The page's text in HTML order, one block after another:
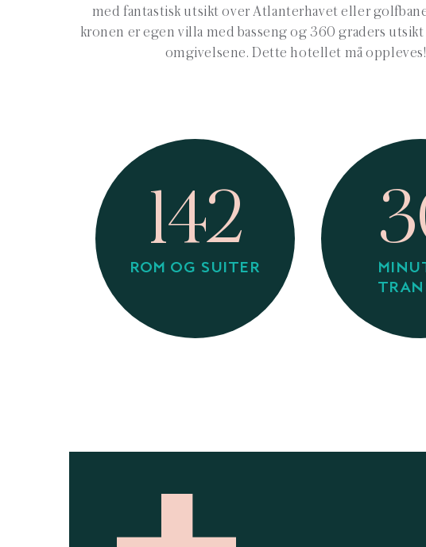
med fantastisk utsikt over Atlanterhavet eller
kronen er egen villa med basseng og 360 graders
omgivelsene. Dette hotellet må oppleves!
142
ROM OG SUITER